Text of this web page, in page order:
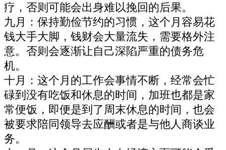
疗，否则可能会出身难以挽回的后果。
九月：保持勤俭节约的习惯，这个月容易花
钱大手大脚，钱财会大量流失，需要格外注
意。否则会逐渐让自己深陷严重的债务危
机。
十月：这个月的工作会事情不断，经常会忙
碌到没有吃饭和休息的时间，加班也都是家
常便饭，即便是到了周末休息的时间，也会
被要求陪同领导去应酬或者是与他人商谈业
务。